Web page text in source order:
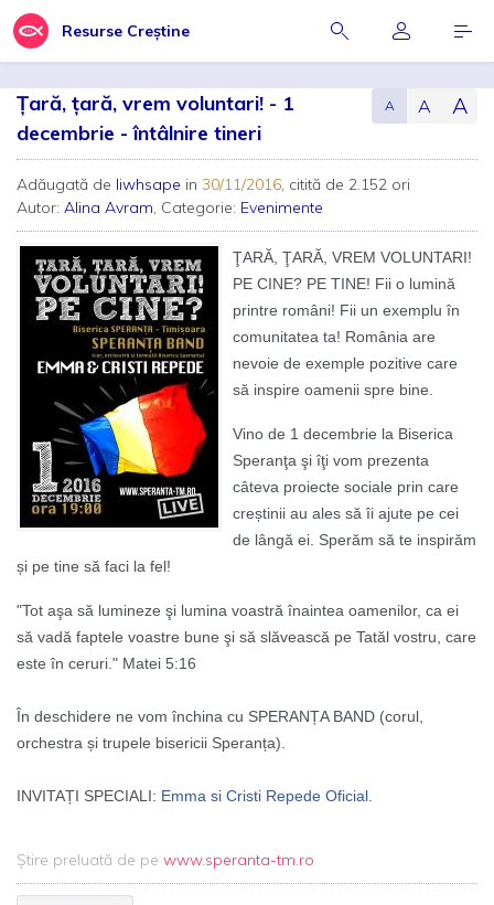
Resurse Creștine
Țară, țară, vrem voluntari! - 1
decembrie - întâlnire tineri
A A A
Adăugată de liwhsape in 30/11/2016, citită de 2.152 ori
Autor: Alina Avram, Categorie: Evenimente
ŢARĂ, ŢARĂ, VREM VOLUNTARI!
PE CINE? PE TINE! Fii o lumină
printre români! Fii un exemplu în
comunitatea ta! România are
nevoie de exemple pozitive care
să inspire oamenii spre bine.
Vino de 1 decembrie la Biserica
Speranţa şi îţi vom prezenta
câteva proiecte sociale prin care
creștinii au ales să îi ajute pe cei
de lângă ei. Sperăm să te inspirăm
și pe tine să faci la fel!
"Tot aşa să lumineze şi lumina voastră înaintea oamenilor, ca ei
să vadă faptele voastre bune şi să slăvească pe Tatăl vostru, care
este în ceruri." Matei 5:16
În deschidere ne vom închina cu SPERANȚA BAND (corul,
orchestra și trupele bisericii Speranța).
INVITAȚI SPECIALI: Emma si Cristi Repede Oficial
Știre preluată de pe www.speranta-tm.ro